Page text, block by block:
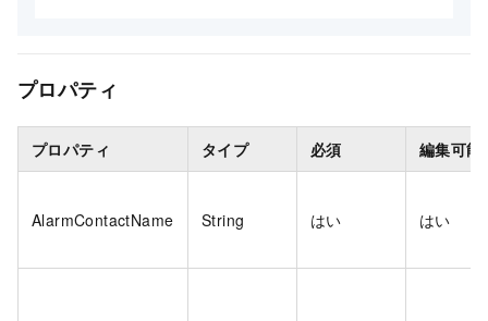
プロパティ
プロパティ タイプ 必須 編集可能
AlarmContactName String はい はい